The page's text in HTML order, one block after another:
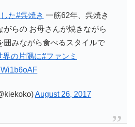
た#呉焼き 一筋62年、呉焼き
がらの お母さんが焼きながら
囲みながら食べるスタイルで
界の片隅に#ファンミ
August 26, 2017